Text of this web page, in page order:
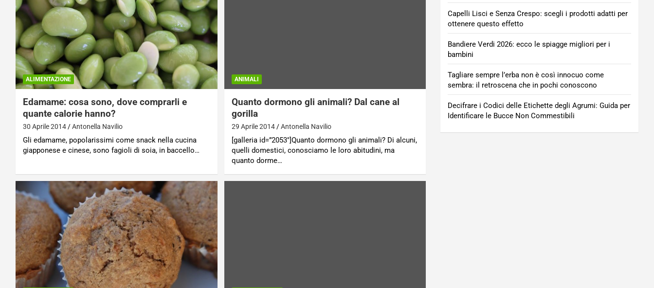
ALIMENTAZIONE
Edamame: cosa sono, dove comprarli e
quante calorie hanno?
30 Aprile 2014 Antonella Navilio
Gli edamame, popolarissimi come snack nella cucina
giapponese e cinese, sono fagioli di soia, in baccello…
ANIMALI
Quanto dormono gli animali? Dal cane al
gorilla
29 Aprile 2014 Antonella Navilio
[galleria id=”2053″]Quanto dormono gli animali? Di alcuni,
quelli domestici, conosciamo le loro abitudini, ma
quanto dorme…
Capelli Lisci e Senza Crespo: scegli i prodotti adatti per
ottenere questo effetto
Bandiere Verdi 2026: ecco le spiagge migliori per i
bambini
Tagliare sempre l’erba non è così innocuo come
sembra: il retroscena che in pochi conoscono
Decifrare i Codici delle Etichette degli Agrumi: Guida per
Identificare le Bucce Non Commestibili